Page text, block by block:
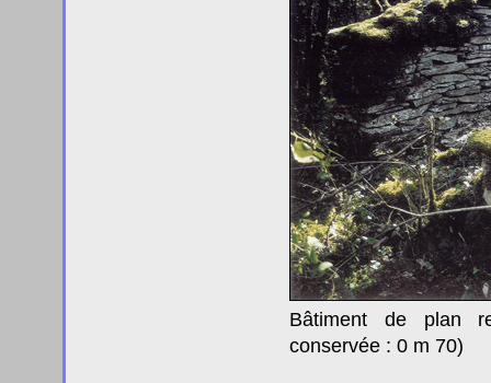
Bâtiment de plan
conservée : 0 m 70)